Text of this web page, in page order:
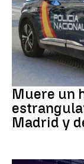
Muere un
Madrid y